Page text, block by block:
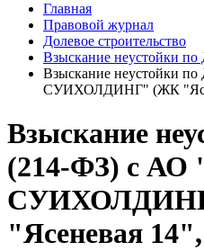
Главная
Правовой журнал
Долевое строительство
Взыскание неустойки
Взыскание неустойки
СУИХОЛДИНГ" (ЖК
Взыскание
(214-ФЗ) с
"Ясеневая